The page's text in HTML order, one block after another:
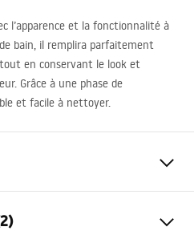
l’apparence et la fonctionnalité à
bain, il remplira parfaitement
tout en conservant le look et
Grâce à une phase de
et facile à nettoyer.